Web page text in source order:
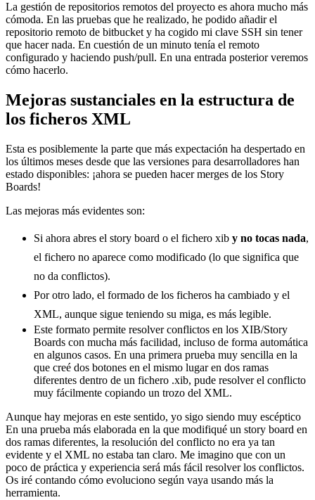
La gestión de repositorios remotos del proyecto es ahora mucho más
cómoda. En las pruebas que he realizado, he podido añadir el
repositorio remoto de bitbucket y ha cogido mi clave SSH sin tener
que hacer nada. En cuestión de un minuto tenía el remoto
configurado y haciendo push/pull. En una entrada posterior veremos
cómo hacerlo.
Mejoras sustanciales en la estructura de
los ficheros XML
Esta es posiblemente la parte que más expectación ha despertado en
los últimos meses desde que las versiones para desarrolladores han
estado disponibles: ¡ahora se pueden hacer merges de los Story
Boards!
Las mejoras más evidentes son:
Si ahora abres el story board o el fichero xib y no tocas nada,
el fichero no aparece como modificado (lo que significa que
no da conflictos).
Por otro lado, el formado de los ficheros ha cambiado y el
XML, aunque sigue teniendo su miga, es más legible.
Este formato permite resolver conflictos en los XIB/Story
Boards con mucha más facilidad, incluso de forma automática
en algunos casos. En una primera prueba muy sencilla en la
que creé dos botones en el mismo lugar en dos ramas
diferentes dentro de un fichero .xib, pude resolver el conflicto
muy fácilmente copiando un trozo del XML.
Aunque hay mejoras en este sentido, yo sigo siendo muy escéptico
En una prueba más elaborada en la que modifiqué un story board en
dos ramas diferentes, la resolución del conflicto no era ya tan
evidente y el XML no estaba tan claro. Me imagino que con un
poco de práctica y experiencia será más fácil resolver los conflictos.
Os iré contando cómo evoluciono según vaya usando más la
herramienta.